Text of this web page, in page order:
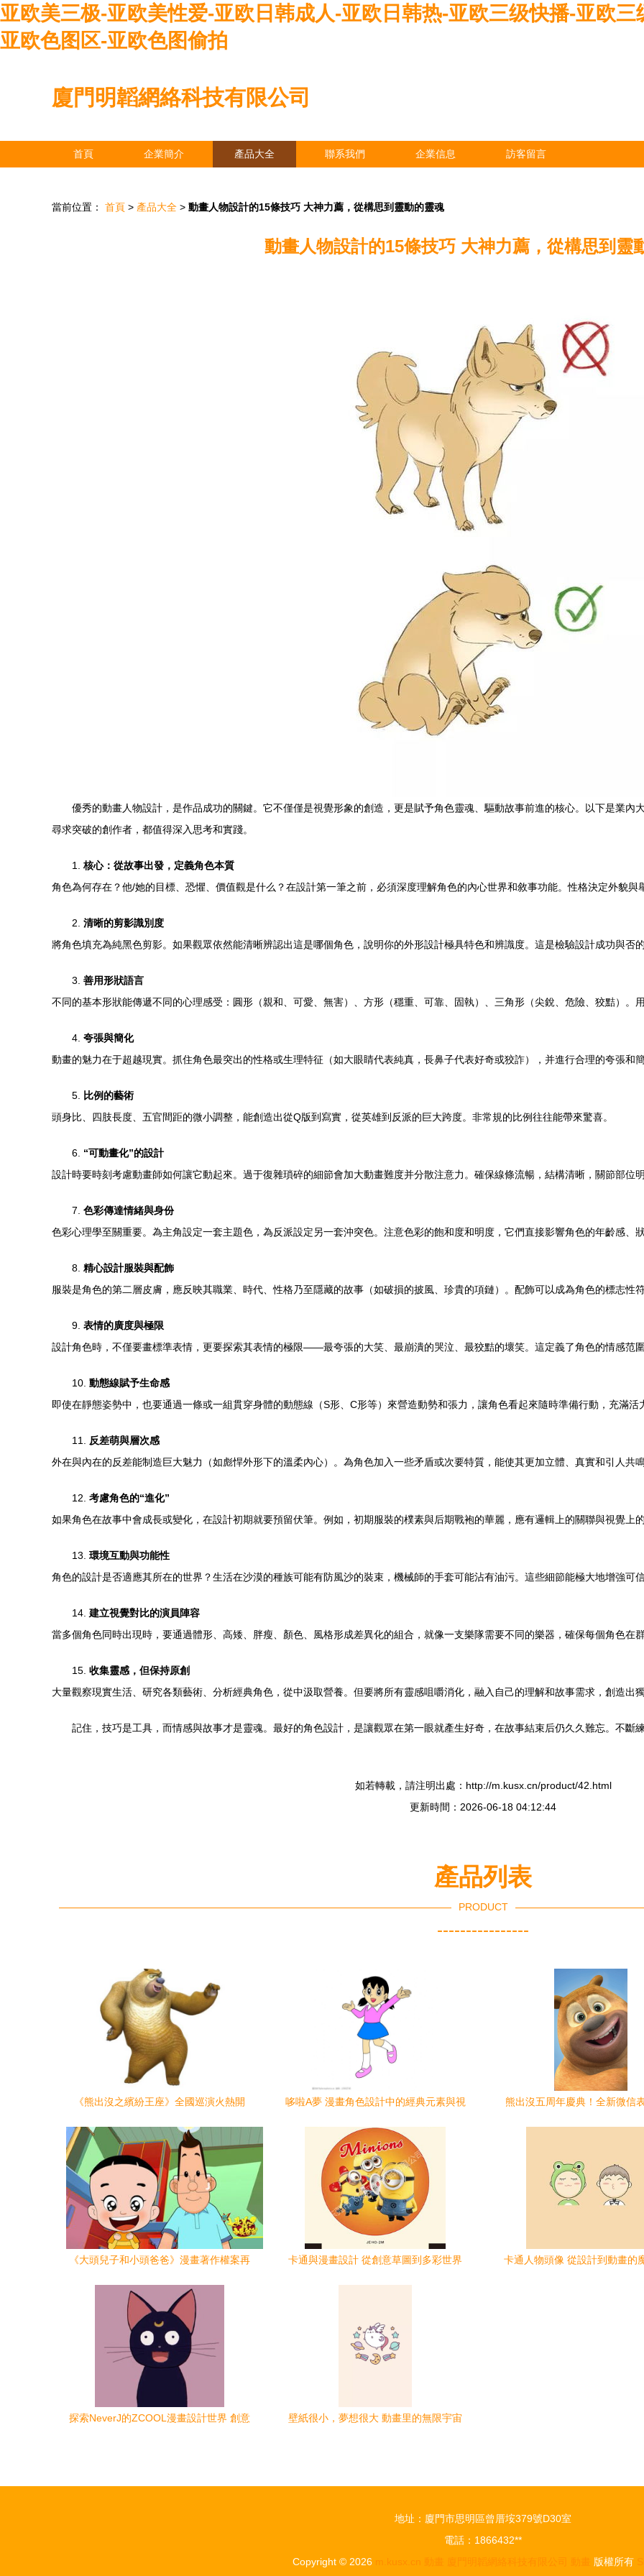
亚欧美三极-亚欧美性爱-亚欧日韩成人-亚欧日韩热-亚欧三级快播-亚欧
亚欧色图区-亚欧色图偷拍
廈門明韜網絡科技有限公司
首頁 企業簡介 產品大全 聯系我們 企業信息 訪客留言
當前位置： 首頁 > 產品大全 > 動畫人物設計的15條技巧 大神力薦，從構思到靈動的靈魂
動畫人物設計的15條技巧 大神力薦，從構思到靈
優秀的動畫人物設計，是作品成功的關鍵。它不僅僅是視覺形象的創造，更是賦予角色靈魂、驅動故事前進的核心。以下是業內
尋求突破的創作者，都值得深入思考和實踐。
1. 核心：從故事出發，定義角色本質
角色為何存在？他/她的目標、恐懼、價值觀是什么？在設計第一筆之前，必須深度理解角色的內心世界和敘事功能。性格決定外貌與
2. 清晰的剪影識別度
將角色填充為純黑色剪影。如果觀眾依然能清晰辨認出這是哪個角色，說明你的外形設計極具特色和辨識度。這是檢驗設計成功與否的
3. 善用形狀語言
不同的基本形狀能傳遞不同的心理感受：圓形（親和、可愛、無害）、方形（穩重、可靠、固執）、三角形（尖銳、危險、狡黠）。
4. 夸張與簡化
動畫的魅力在于超越現實。抓住角色最突出的性格或生理特征（如大眼睛代表純真，長鼻子代表好奇或狡詐），并進行合理的夸張和
5.
比例的藝術
頭身比、四肢長度、五官間距的微小調整，能創造出從Q版到寫實，從英雄到反派的巨大跨度。非常規的比例往往能帶來驚喜。
6. “可動畫化”的設計
設計時要時刻考慮動畫師如何讓它動起來。過于復雜瑣碎的細節會加大動畫難度并分散注意力。確保線條流暢，結構清晰，關節部位明
7. 色彩傳達情緒與身份
色彩心理學至關重要。為主角設定一套主題色，為反派設定另一套沖突色。注意色彩的飽和度和明度，它們直接影響角色的年齡感、狀
8. 精心設計服裝與配飾
服裝是角色的第二層皮膚，應反映其職業、時代、性格乃至隱藏的故事（如破損的披風、珍貴的項鏈）。配飾可以成為角色的標志性符
9. 表情的廣度與極限
設計角色時，不僅要畫標準表情，更要探索其表情的極限——最夸張的大笑、最崩潰的哭泣、最狡黠的壞笑。這定義了角色的情感范圍
10. 動態線賦予生命感
即使在靜態姿勢中，也要通過一條或一組貫穿身體的動態線（S形、C形等）來營造動勢和張力，讓角色看起來隨時準備行動，充滿活
11.
反差萌與層次感
外在與內在的反差能制造巨大魅力（如彪悍外形下的溫柔內心）。為角色加入一些矛盾或次要特質，能使其更加立體、真實和引人共鳴
12. 考慮角色的“進化”
如果角色在故事中會成長或變化，在設計初期就要預留伏筆。例如，初期服裝的樸素與后期戰袍的華麗，應有邏輯上的關聯與視覺上的
13. 環境互動與功能性
角色的設計是否適應其所在的世界？生活在沙漠的種族可能有防風沙的裝束，機械師的手套可能沾有油污。這些細節能極大地增強可信
14. 建立視覺對比的演員陣容
當多個角色同時出現時，要通過體形、高矮、胖瘦、顏色、風格形成差異化的組合，就像一支樂隊需要不同的樂器，確保每個角色在群
15. 收集靈感，但保持原創
大量觀察現實生活、研究各類藝術、分析經典角色，從中汲取營養。但要將所有靈感咀嚼消化，融入自己的理解和故事需求，創造出獨
記住，技巧是工具，而情感與故事才是靈魂。最好的角色設計，是讓觀眾在第一眼就產生好奇，在故事結束后仍久久難忘。不斷
如若轉載，請注明出處：http://m.kusx.cn/product/42.html
更新時間：2026-06-18 04:12:44
產品列表
PRODUCT
----------------
《熊出沒之繽紛王座》全國巡演火熱開
哆啦A夢 漫畫角色設計中的經典元素與視
熊出沒五周年慶典！全新微信
《大頭兒子和小頭爸爸》漫畫著作權案再
卡通與漫畫設計 從創意草圖到多彩世界 卡通人物頭像 從設計到動畫的
探索NeverJ的ZCOOL漫畫設計世界 創意
壁紙很小，夢想很大 動畫里的無限宇宙
地址：廈門市思明區曾厝垵379號D30室
電話：1866432**
Copyright © 2026 m.kusx.cn 動畫 廈門明韜網絡科技有限公司 動畫 版權所有